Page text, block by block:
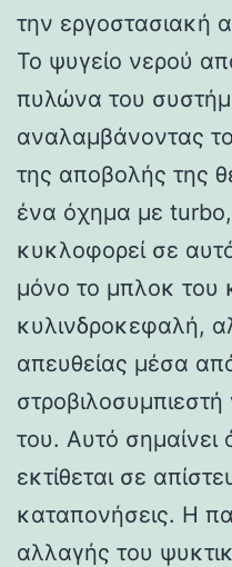
την εργοστασιακή
Το ψυγείο νερού
πυλώνα του
αναλαμβάνοντας
της αποβολής της
ένα όχημα με
κυκλοφορεί σε
μόνο το μπλοκ του
κυλινδροκεφαλή,
απευθείας μέσα
του. Αυτό σημαίνει
εκτίθεται σε
καταπονήσεις. Η
αλλαγής του